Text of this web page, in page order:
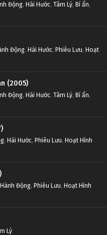
Động, Hài Hước, Tâm Lý, Bí ẩn,
Động, Hài Hước, Phiêu Lưu, Hoạt
(2005)
Động, Hài Hước, Tâm Lý, Bí ẩn,
, Hài Hước, Phiêu Lưu, Hoạt Hình
Hành Động, Phiêu Lưu, Hoạt Hình
Lý